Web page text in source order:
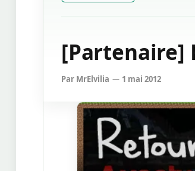
[Partenaire]
Par MrElvilia 1 mai 2012